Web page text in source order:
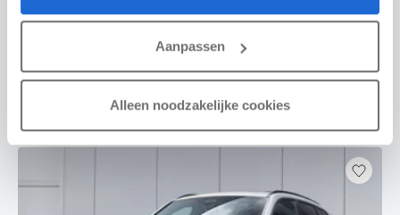
Aanpassen
Alleen noodzakelijke cookies
€ 31.950of€ 605p/m
Bekijk details